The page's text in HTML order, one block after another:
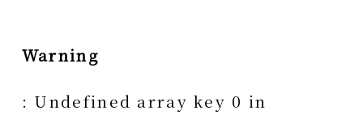
Warning
: Undefined array key 0 in